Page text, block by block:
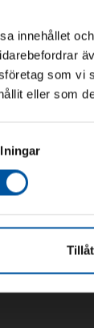
innehållet
som
eller som